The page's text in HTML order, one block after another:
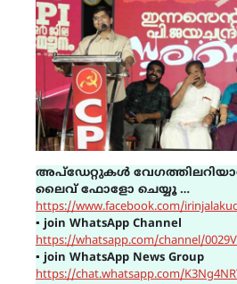
അപ്ഡേറ്റുകൾ
ലൈവ് ഫോളോ ചെയ്യൂ …
https://www.facebook.com/
▪join WhatsApp Channel
https://whatsapp.com/channel/
▪join WhatsApp News Group
https://chat.whatsapp.com/